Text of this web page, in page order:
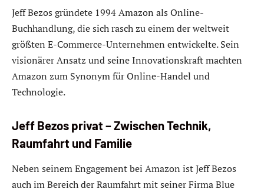
Jeff Bezos gründete 1994 Amazon als Online-
Buchhandlung, die sich rasch zu einem der weltweit
größten E-Commerce-Unternehmen entwickelte. Sein
visionärer Ansatz und seine Innovationskraft machten
Amazon zum Synonym für Online-Handel und
Technologie.
Jeff Bezos privat – Zwischen Technik,
Raumfahrt und Familie
Neben seinem Engagement bei Amazon ist Jeff Bezos
auch im Bereich der Raumfahrt mit seiner Firma Blue